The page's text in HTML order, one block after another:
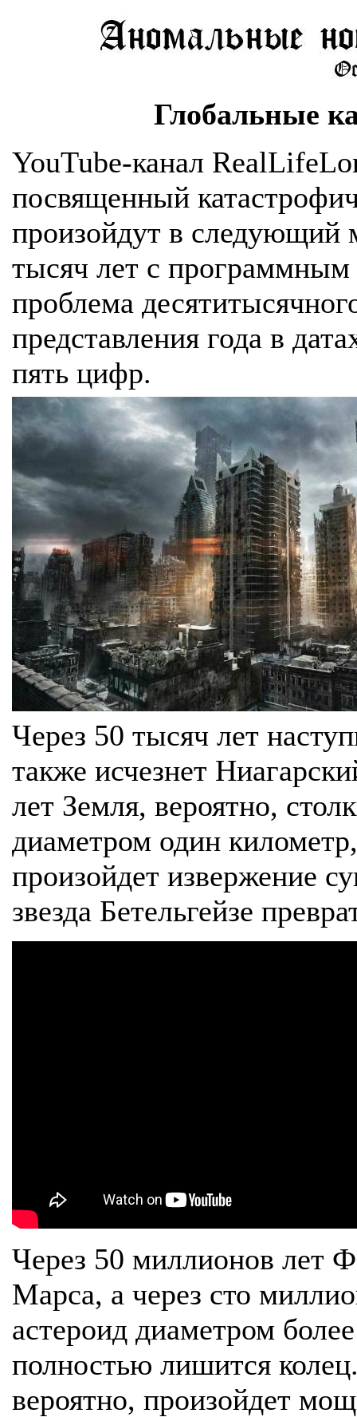
Глобальные
YouTube-канал
посвященный
произойдут в следующий
тысяч лет с
проблема
представления года в
пять цифр.
Через 50 тысяч лет
также исчезнет
лет Земля, вероятно,
диаметром один
произойдет извержение
звезда Бетельгейзе
Через 50 миллионов лет
Марса, а через сто
астероид диаметром
полностью лишится
вероятно, произойдет